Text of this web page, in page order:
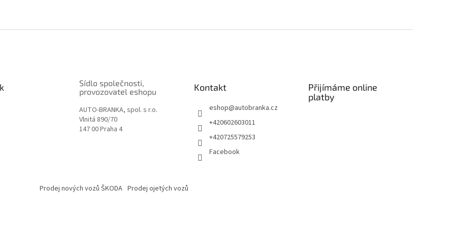
Sídlo společnosti,
provozovatel eshopu
AUTO-BRANKA, spol. s r.o.
Vlnitá 890/70
147 00 Praha 4
Kontakt
eshop@autobranka.cz
+420602603011
+420725579253
Facebook
Přijímáme online
platby
Prodej nových vozů ŠKODA Prodej ojetých vozů